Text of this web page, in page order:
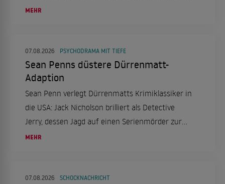
der Schule aufgrund von Legasthenie und ihren
MEHR
07.08.2026 PSYCHODRAMA MIT TIEFE
Sean Penns düstere Dürrenmatt-
Adaption
Sean Penn verlegt Dürrenmatts Krimiklassiker in
die USA: Jack Nicholson brilliert als Detective
Jerry, dessen Jagd auf einen Serienmörder zur
Obsession wird. Ein düsteres Psychodrama, das
MEHR
07.08.2026 SCHOCKNACHRICHT